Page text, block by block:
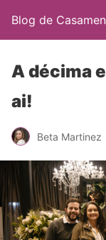
Blog de
A décima
ai!
Beta Martinez